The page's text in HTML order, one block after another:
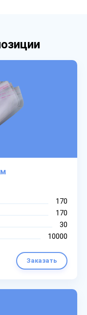
170
170
30
10000
Заказать